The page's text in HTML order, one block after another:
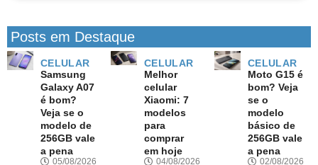
Posts em Destaque
CELULAR
Samsung
Galaxy A07
é bom?
Veja se o
modelo de
256GB vale
a pena
05/08/2026
CELULAR
Melhor
celular
Xiaomi: 7
modelos
para
comprar
em hoje
04/08/2026
CELULAR
Moto G15 é
bom? Veja
se o
modelo
básico de
256GB vale
a pena
02/08/2026